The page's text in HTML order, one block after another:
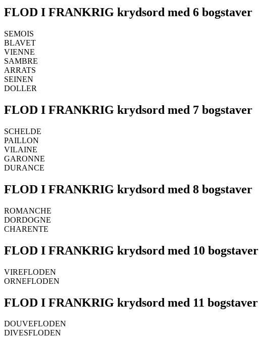
FLOD I FRANKRIG krydsord med 6 bogstaver
SEMOIS
BLAVET
VIENNE
SAMBRE
ARRATS
SEINEN
DOLLER
FLOD I FRANKRIG krydsord med 7 bogstaver
SCHELDE
PAILLON
VILAINE
GARONNE
DURANCE
FLOD I FRANKRIG krydsord med 8 bogstaver
ROMANCHE
DORDOGNE
CHARENTE
FLOD I FRANKRIG krydsord med 10 bogstaver
VIREFLODEN
ORNEFLODEN
FLOD I FRANKRIG krydsord med 11 bogstaver
DOUVEFLODEN
DIVESFLODEN